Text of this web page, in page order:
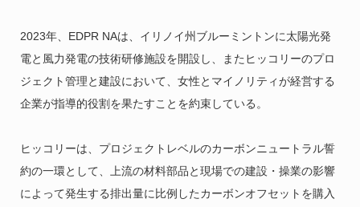
2023年、EDPR NAは、イリノイ州ブルーミントンに太陽光発
電と風力発電の技術研修施設を開設し、またヒッコリーのプロ
ジェクト管理と建設において、女性とマイノリティが経営する
企業が指導的役割を果たすことを約束している。
ヒッコリーは、プロジェクトレベルのカーボンニュートラル誓
約の一環として、上流の材料部品と現場での建設・操業の影響
によって発生する排出量に比例したカーボンオフセットを購入